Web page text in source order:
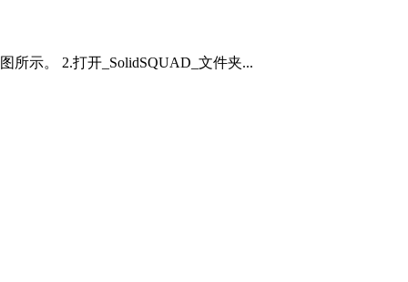
所示。 2.打开_SolidSQUAD_文件夹...